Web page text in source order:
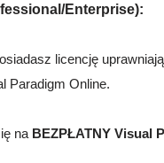
Enterprise):
licencję
Paradigm Online.
na BEZPŁATNY Visual